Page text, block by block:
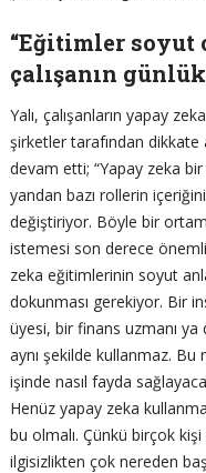
“Eğitimler soyut
çalışanın
Yalı, çalışanların yapay
şirketler tarafından dikkate
devam etti; “Yapay zeka
yandan bazı rollerin
değiştiriyor. Böyle bir
istemesi son derece
zeka eğitimlerinin soyut
dokunması gerekiyor. Bir
üyesi, bir finans uzmanı ya
aynı şekilde kullanmaz.
işinde nasıl fayda
Henüz yapay zeka
bu olmalı. Çünkü birçok
ilgisizlikten çok nereden